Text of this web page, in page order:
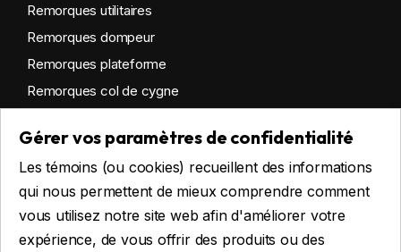
Gérer vos paramètres de confidentialité
Les témoins (ou cookies) recueillent des informations
qui nous permettent de mieux comprendre comment
vous utilisez notre site web afin d'améliorer votre
expérience, de vous offrir des produits ou des
Remorques utilitaires
Remorques dompeur
Remorques plateforme
Remorques col de cygne
Remorques sur mesure
Location